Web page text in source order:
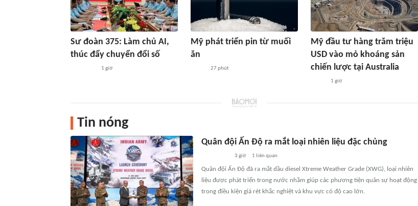
Sư đoàn 375: Làm chủ AI,
thúc đẩy chuyển đổi số
1 giờ
Mỹ phát triển pin từ muối
ăn
27 phút
Mỹ đầu tư hàng trăm triệu
USD vào mỏ khoáng sản
chiến lược tại Australia
1 giờ
Tin nóng
Quân đội Ấn Độ ra mắt loại nhiên liệu đặc chủng
3 giờ 1 liên quan
Quân đội Ấn Độ đã ra mắt dầu diesel Xtreme Weather Grade (XWG), loại nhiên
liệu được phát triển trong nước nhằm giúp các phương tiện quân sự hoạt động
trong điều kiện giá rét khắc nghiệt và khu vực có độ cao lớn.